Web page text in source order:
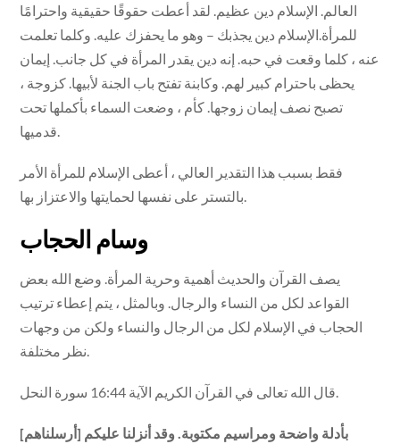
العالم. الإسلام دين عظيم. لقد أعطت حقوقًا حقيقية واحترامًا
للمرأة.الإسلام دين يجذبك – وهو ما يحفزك عليه. وكلما تعلمت
عنه ، كلما وقعت في حبه. إنه دين يقدر المرأة في كل جانب. إيمان
يحظى باحترام كبير لهم. وكابنة تفتح باب الجنة لأبيها. كزوجة ،
تصبح نصف إيمان زوجها. كأم ، وضعت السماء بأكملها تحت
فقط بسبب هذا التقدير العالي ، أعطى الإسلام للمرأة الأمر
بالتستر على نفسها لحمايتها والاعتزاز بها.
وسام الحجاب
يصف القرآن والحديث أهمية وحرية المرأة. وضع الله بعض
القواعد لكل من النساء والرجال. وبالمثل ، يتم إعطاء ترتيب
الحجاب في الإسلام لكل من الرجال والنساء ولكن من وجهات
قال الله تعالى في القرآن الكريم الآية 16:44 سورة النحل.
[أرسلناهم] بأدلة واضحة ومراسيم مكتوبة. وقد أنزلنا عليكم